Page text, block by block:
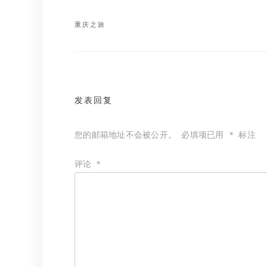
文
重庆之旅
发表回复
您的邮箱地址不会被公开。 必填项已用 * 标注
评论 *